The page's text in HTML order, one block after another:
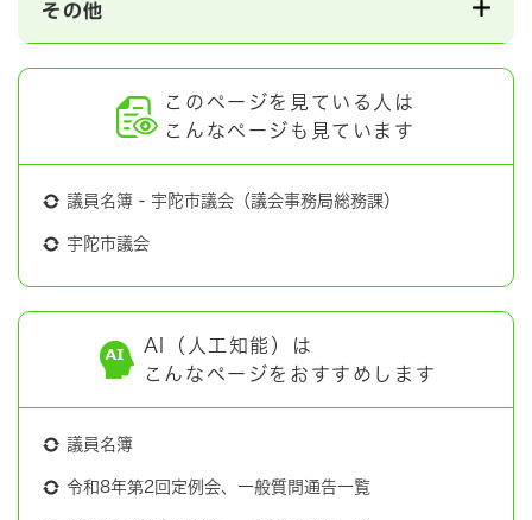
その他
このページを見ている人は
こんなページも見ています
議員名簿 - 宇陀市議会（議会事務局総務課）
宇陀市議会
AI（人工知能）は
こんなページをおすすめします
議員名簿
令和8年第2回定例会、一般質問通告一覧